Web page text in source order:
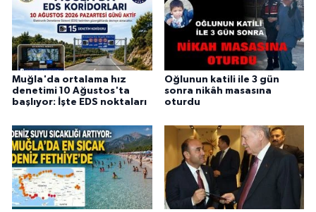
Muğla'da ortalama hız
denetimi 10 Ağustos'ta
başlıyor: İşte EDS noktaları
Oğlunun katili ile 3 gün
sonra nikâh masasına
oturdu